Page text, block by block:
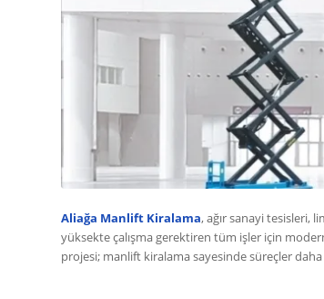
Aliağa Manlift Kiralama, ağır sanayi tesisleri,
yüksekte çalışma gerektiren tüm işler için
projesi; manlift kiralama sayesinde süreçler